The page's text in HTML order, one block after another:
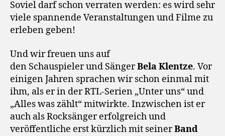
Soviel darf schon verraten werden: es wird sehr
viele spannende Veranstaltungen und Filme zu
erleben geben!
Und wir freuen uns auf
den Schauspieler und SängerBela Klentze. Vor
einigen Jahren sprachen wir schon einmal mit
ihm, als er in der RTL-Serien „Unter uns“ und
„Alles was zählt“ mitwirkte. Inzwischen ist er
auch als Rocksänger erfolgreich und
veröffentliche erst kürzlich mit seinerBand